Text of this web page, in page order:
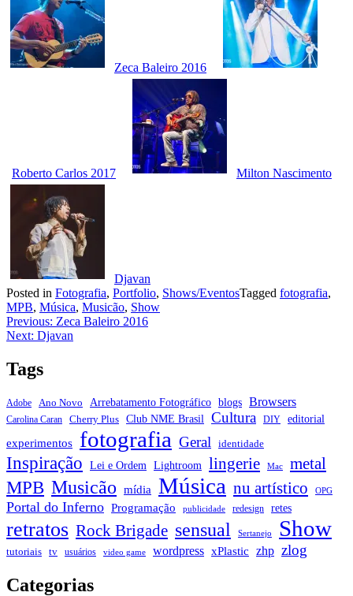
Zeca Baleiro 2016
Roberto Carlos 2017 Milton Nascimento
Djavan
Posted in Fotografia, Portfolio, Shows/EventosTagged fotografia,
MPB, Música, Musicão, Show
Navegação
de
Post
Previous: Zeca Baleiro 2016
Next: Djavan
Tags
Adobe Ano Novo Arrebatamento Fotográfico blogs Browsers
Carolina Caran Cherry Plus Club NME Brasil Cultura DIY
editorial
experimentos
fotografia Geral identidade
Inspiração Lei e Ordem Lightroom lingerie Mac metal
MPB Musicão mídia Música nu artístico OPG
Portal do Inferno Programação publicidade redesign retes
retratos Rock Brigade sensual Sertanejo Show
tutoriais tv usuários video game wordpress xPlastic zhp zlog
Categorias